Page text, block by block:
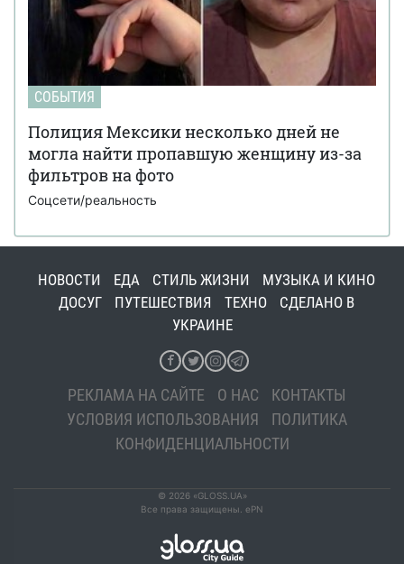
СОБЫТИЯ
Полиция Мексики несколько дней не
могла найти пропавшую женщину из-за
фильтров на фото
Соцсети/реальность
НОВОСТИ ЕДА СТИЛЬ ЖИЗНИ
МУЗЫКА И КИНО
ДОСУГ
ПУТЕШЕСТВИЯ ТЕХНО
СДЕЛАНО В
УКРАИНЕ
РЕКЛАМА НА САЙТЕ О НАС
КОНТАКТЫ
УСЛОВИЯ ИСПОЛЬЗОВАНИЯ
ПОЛИТИКА
КОНФИДЕНЦИАЛЬНОСТИ
© 2026 «GLOSS.UA»
Все права защищены. ePN